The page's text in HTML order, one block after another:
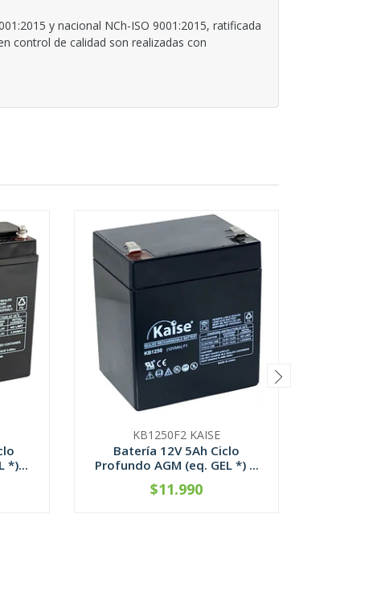
y nacional NCh-ISO 9001:2015, ratificada
control de calidad son realizadas con
*)...
KB1250F2 KAISE
Batería 12V 5Ah Ciclo
Profundo AGM (eq. GEL *) ...
CONTÁCTANOS
$11.990